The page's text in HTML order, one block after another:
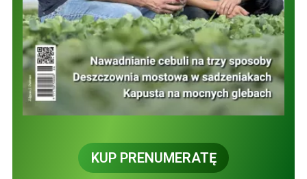
KUP PRENUMERATĘ